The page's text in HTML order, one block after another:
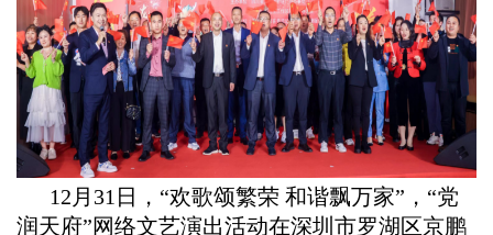
12月31日，“欢歌颂繁荣 和谐飘万家”，“党
润天府”网络文艺演出活动在深圳市罗湖区京鹏